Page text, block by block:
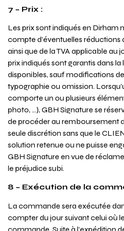
7 – Prix :
Les prix sont indiqués en Dirham
compte d’éventuelles réductions
ainsi que de la TVA applicable au
prix indiqués sont garantis dans
disponibles, sauf modifications
typographie ou omission.
comporte un ou plusieurs
photo, …), GBH Signature se
de procéder au remboursement
seule discrétion sans que le
solution retenue ou ne puisse
GBH Signature en vue de
le préjudice subi.
8 – Exécution de la
La commande sera exécutée
compter du jour suivant celui où